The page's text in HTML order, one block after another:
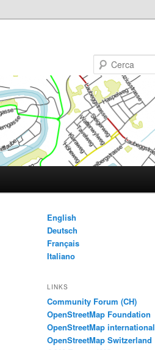
English
Deutsch
Français
Italiano
LINKS
Community Forum (CH)
OpenStreetMap Foundation
OpenStreetMap international
OpenStreetMap Switzerland